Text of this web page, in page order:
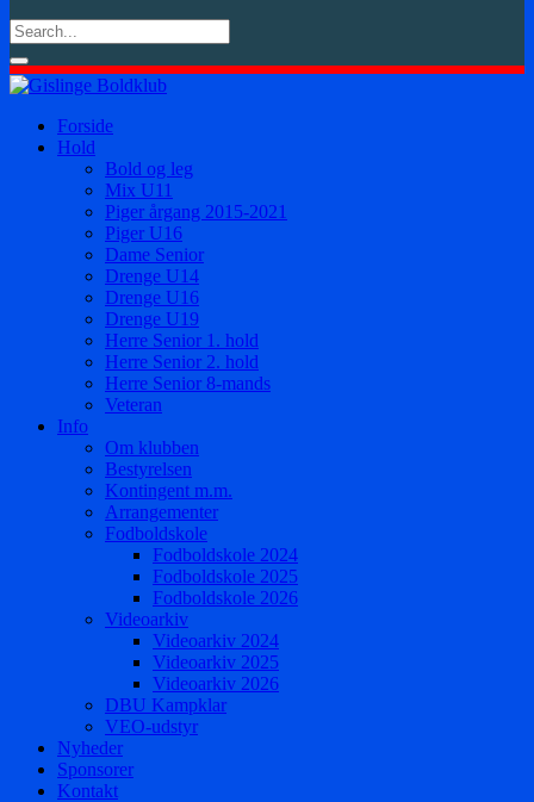
Forside
Hold
Bold og leg
Mix U11
Piger årgang 2015-2021
Piger U16
Dame Senior
Drenge U14
Drenge U16
Drenge U19
Herre Senior 1. hold
Herre Senior 2. hold
Herre Senior 8-mands
Veteran
Info
Om klubben
Bestyrelsen
Kontingent m.m.
Arrangementer
Fodboldskole
Fodboldskole 2024
Fodboldskole 2025
Fodboldskole 2026
Videoarkiv
Videoarkiv 2024
Videoarkiv 2025
Videoarkiv 2026
DBU Kampklar
VEO-udstyr
Nyheder
Sponsorer
Kontakt